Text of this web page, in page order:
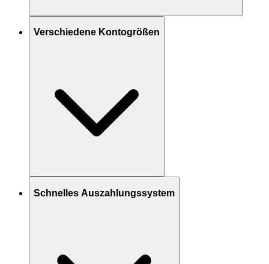
Verschiedene Kontogrößen
Schnelles Auszahlungssystem